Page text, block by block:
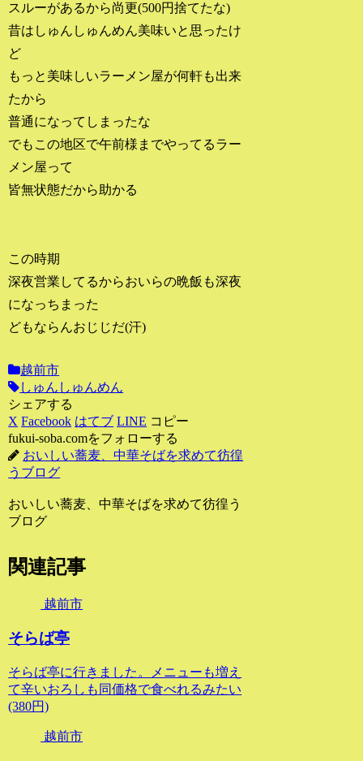
スルーがあるから尚更(500円捨てたな)
昔はしゅんしゅんめん美味いと思ったけ
ど
もっと美味しいラーメン屋が何軒も出来
たから
普通になってしまったな
でもこの地区で午前様までやってるラー
メン屋って
皆無状態だから助かる
この時期
深夜営業してるからおいらの晩飯も深夜
になっちまった
どもならんおじじだ(汗)
越前市
しゅんしゅんめん
シェアする
X Facebook はてブ LINE コピー
fukui-soba.comをフォローする
おいしい蕎麦、中華そばを求めて彷徨
うブログ
おいしい蕎麦、中華そばを求めて彷徨う
ブログ
関連記事
越前市
そらば亭
そらば亭に行きました。メニューも増え
て辛いおろしも同価格で食べれるみたい
(380円)
越前市